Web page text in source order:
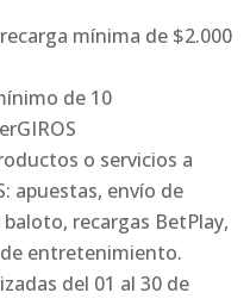
mínima de $2.000
de 10
o servicios a
apuestas, envío de
recargas BetPlay,
entretenimiento.
del 01 al 30 de